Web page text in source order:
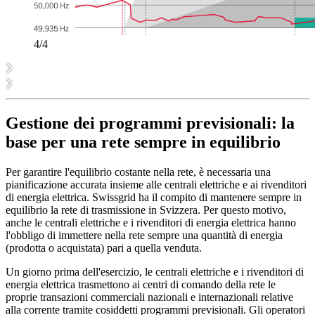
4/4
Gestione dei programmi previsionali: la
base per una rete sempre in equilibrio
Per garantire l'equilibrio costante nella rete, è necessaria una
pianificazione accurata insieme alle centrali elettriche e ai rivenditori
di energia elettrica. Swissgrid ha il compito di mantenere sempre in
equilibrio la rete di trasmissione in Svizzera. Per questo motivo,
anche le centrali elettriche e i rivenditori di energia elettrica hanno
l'obbligo di immettere nella rete sempre una quantità di energia
(prodotta o acquistata) pari a quella venduta.
Un giorno prima dell'esercizio, le centrali elettriche e i rivenditori di
energia elettrica trasmettono ai centri di comando della rete le
proprie transazioni commerciali nazionali e internazionali relative
alla corrente tramite cosiddetti programmi previsionali. Gli operatori